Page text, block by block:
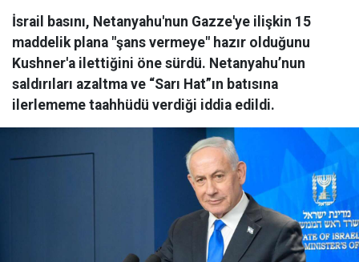
İsrail basını, Netanyahu'nun Gazze'ye ilişkin 15
maddelik plana "şans vermeye" hazır olduğunu
Kushner'a ilettiğini öne sürdü. Netanyahu’nun
saldırıları azaltma ve “Sarı Hat”ın batısına
ilerlememe taahhüdü verdiği iddia edildi.